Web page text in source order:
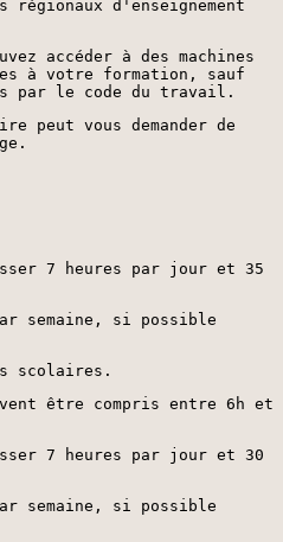
régionaux d'enseignement
accéder à des machines
à votre formation, sauf
par le code du travail.
peut vous demander de
7 heures par jour et 35
semaine, si possible
scolaires.
être compris entre 6h et
7 heures par jour et 30
semaine, si possible